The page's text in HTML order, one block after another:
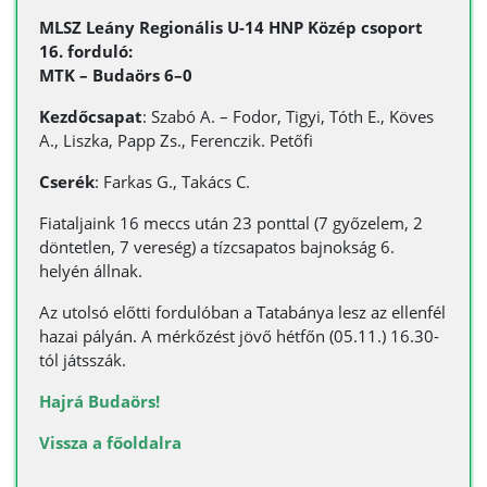
MLSZ Leány Regionális U-14 HNP Közép csoport
16. forduló:
MTK – Budaörs 6–0
Kezdőcsapat: Szabó A. – Fodor, Tigyi, Tóth E., Köves
A., Liszka, Papp Zs., Ferenczik. Petőfi
Cserék: Farkas G., Takács C.
Fiataljaink 16 meccs után 23 ponttal (7 győzelem, 2
döntetlen, 7 vereség) a tízcsapatos bajnokság 6.
helyén állnak.
Az utolsó előtti fordulóban a Tatabánya lesz az ellenfél
hazai pályán. A mérkőzést jövő hétfőn (05.11.) 16.30-
tól játsszák.
Hajrá Budaörs!
Vissza a főoldalra